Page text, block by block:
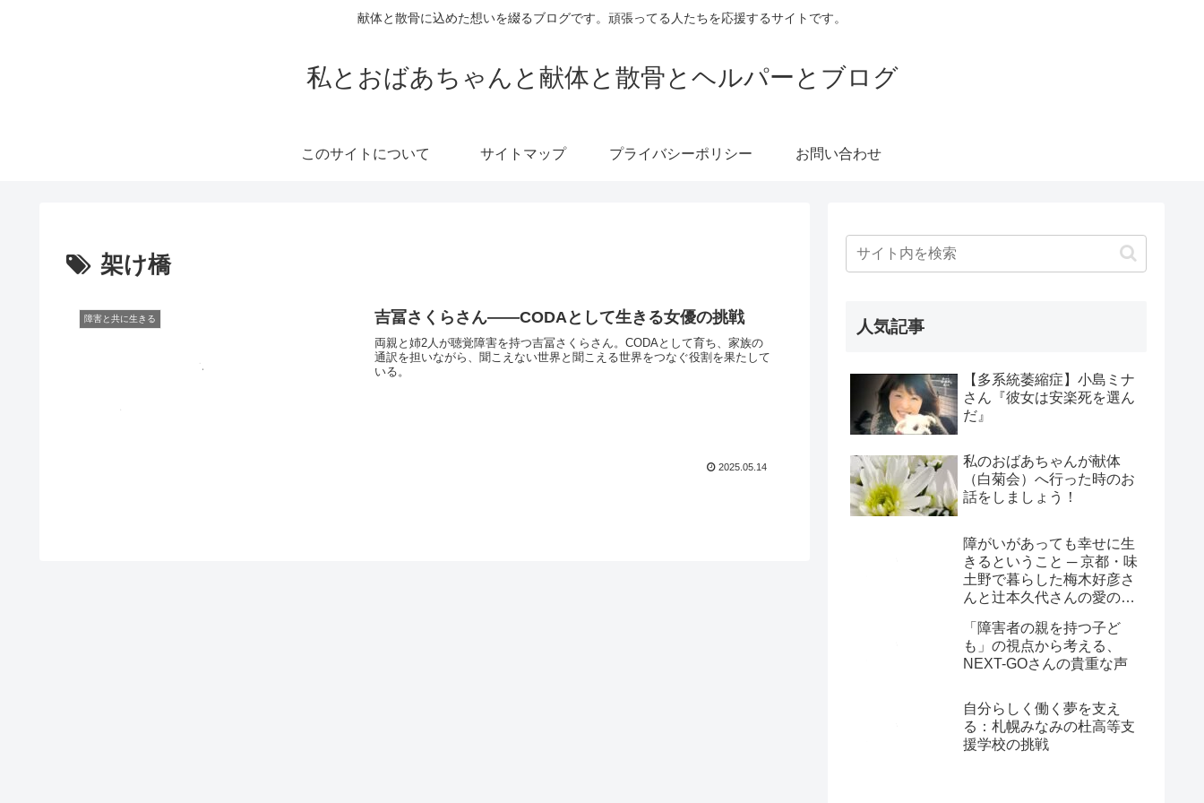
献体と散骨に込めた想いを綴るブログです。頑張ってる人たちを応援するサイトです。
私とおばあちゃんと献体と散骨とヘルパーとブログ
このサイトについて サイトマップ プライバシーポリシー お問い合わせ
架け橋
障害と共に生きる 吉冨さくらさん——CODAとして生きる女優の挑戦
両親と姉2人が聴覚障害を持つ吉冨さくらさん。CODAとして育ち、家族の
通訳を担いながら、聞こえない世界と聞こえる世界をつなぐ役割を果たして
いる。
2025.05.14
人気記事
【多系統萎縮症】小島ミナ
さん『彼女は安楽死を選ん
だ』
私のおばあちゃんが献体
（白菊会）へ行った時のお
話をしましょう！
障がいがあっても幸せに生
きるということ ─ 京都・味
土野で暮らした梅木好彦さ
んと辻本久代さんの愛の物
「障害者の親を持つ子ど
も」の視点から考える、
NEXT-GOさんの貴重な声
自分らしく働く夢を支え
る：札幌みなみの杜高等支
援学校の挑戦